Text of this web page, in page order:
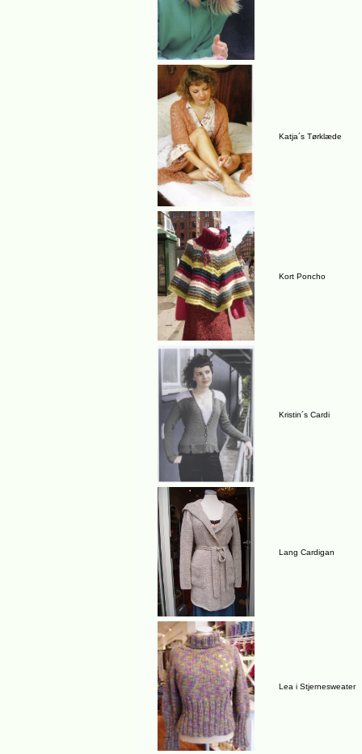
Katja´s Tørklæde
Kort Poncho
Kristin´s Cardi
Lang Cardigan
Lea i Stjernesweater